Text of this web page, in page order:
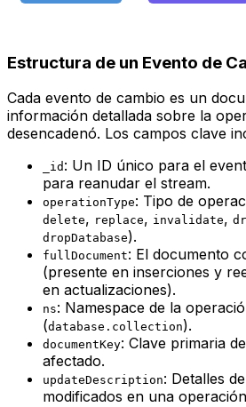
Estructura de un Evento de
Cada evento de cambio es un
información detallada sobre la
desencadenó. Los campos clave
_id : Un ID único para el
para reanudar el stream.
operationType: Tipo de
delete, replace, invalidate,
dropDatabase).
fullDocument: El documento
(presente en inserciones y
en actualizaciones).
ns: Namespace de la
(database.collection).
documentKey: Clave primaria
afectado.
updateDescription: Detalles
modificados en una operación